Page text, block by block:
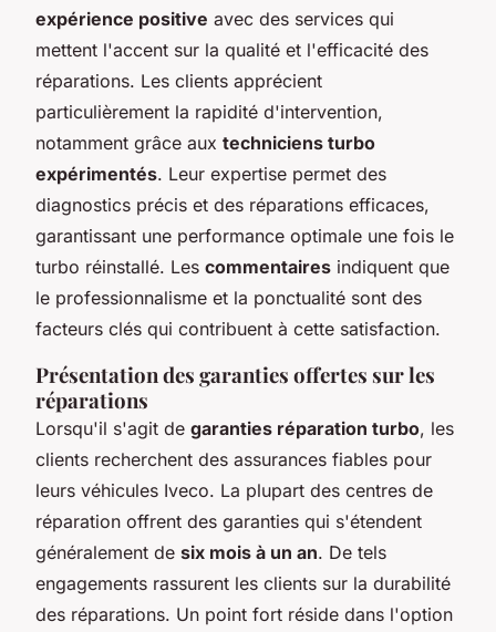
expérience positive avec des services qui
mettent l'accent sur la qualité et l'efficacité des
réparations. Les clients apprécient
particulièrement la rapidité d'intervention,
notamment grâce aux techniciens turbo
expérimentés. Leur expertise permet des
diagnostics précis et des réparations efficaces,
garantissant une performance optimale une fois le
turbo réinstallé. Les commentaires indiquent que
le professionnalisme et la ponctualité sont des
facteurs clés qui contribuent à cette satisfaction.
Présentation des garanties offertes sur les
réparations
Lorsqu'il s'agit de garanties réparation turbo, les
clients recherchent des assurances fiables pour
leurs véhicules Iveco. La plupart des centres de
réparation offrent des garanties qui s'étendent
généralement de six mois à un an. De tels
engagements rassurent les clients sur la durabilité
des réparations. Un point fort réside dans l'option